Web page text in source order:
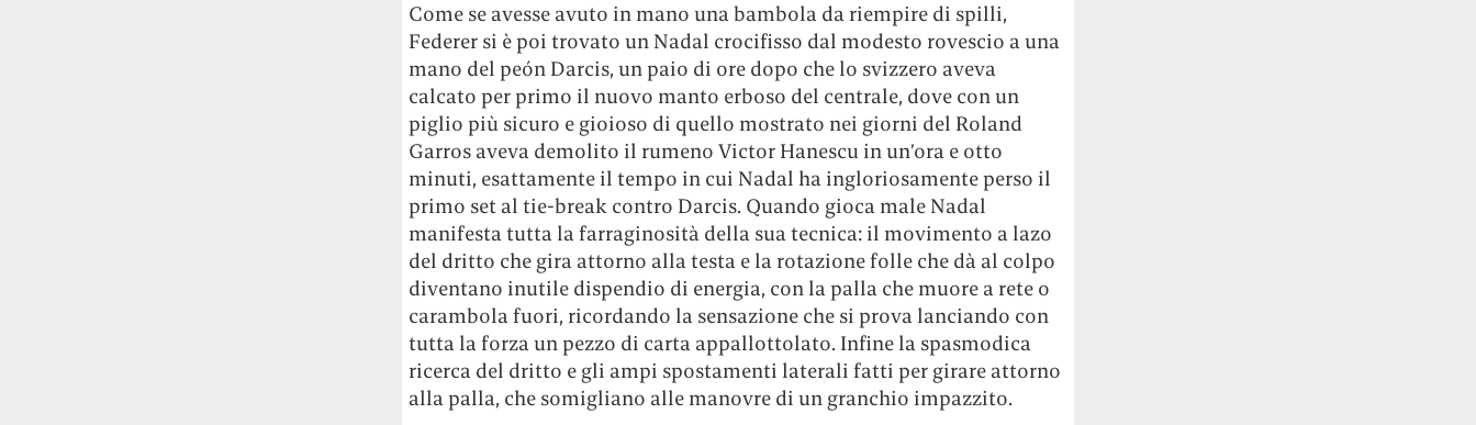
Come se avesse avuto in mano una bambola da riempire di spilli,
Federer si è poi trovato un Nadal crocifisso dal modesto rovescio a una
mano del peón Darcis, un paio di ore dopo che lo svizzero aveva
calcato per primo il nuovo manto erboso del centrale, dove con un
piglio più sicuro e gioioso di quello mostrato nei giorni del Roland
Garros aveva demolito il rumeno Victor Hanescu in un’ora e otto
minuti, esattamente il tempo in cui Nadal ha ingloriosamente perso il
primo set al tie-break contro Darcis. Quando gioca male Nadal
manifesta tutta la farraginosità della sua tecnica: il movimento a lazo
del dritto che gira attorno alla testa e la rotazione folle che dà al colpo
diventano inutile dispendio di energia, con la palla che muore a rete o
carambola fuori, ricordando la sensazione che si prova lanciando con
tutta la forza un pezzo di carta appallottolato. Infine la spasmodica
ricerca del dritto e gli ampi spostamenti laterali fatti per girare attorno
alla palla, che somigliano alle manovre di un granchio impazzito.